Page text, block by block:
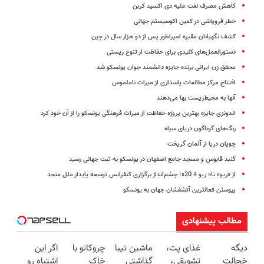
کاهش مصرف نفت علیه دی اکسید کربن
خطر فروپاشی در کمین اکوسیستم جهانی
کشف نگهبانان مقبره امپراطور پس از دو هزار سال در چین
دستورالعمل‌های کلیدی برای حفاظت از تنوع زیستی
محقق زن ایرانی برنده جایزه دانشمند جوان یونسکو شد
افتتاح مرکز مطالعات پاسداری از میراث ناملموس
آنها به محیط‌زیست بها می‌دهند
اندونزی جایزه بهترین پروژه حفاظت از میراث فرهنگی یونسکو را از آن خود کرد
رنگ‌های گوناگون دریای سیاه
چوپان دریا از آلمان گریخت
گنبد قابوس و مسجد جامع اصفهان در یونسکو به ثبت جهانی رسید
از «ریو» تا« ریو + 20»؛ چشم‌انداز برگزاری کنفرانس توسعه پایدار ملل متحد
پیوستن فعالترین آتشفشان‌ جهان به یونسکو
مطالب پیشنهادی
دیگه
خجالت
غذای پت،
تشویقی،
ماشین تیبا
گذاشتی
چروکاتو با
خاک
اگر این
اشتباه رو